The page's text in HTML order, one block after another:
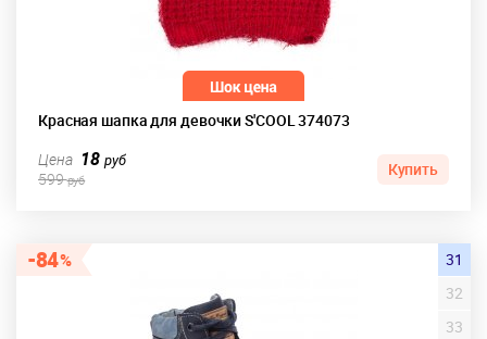
Красная шапка для девочки S'COOL 374073
Цена 18руб
599руб
Купить
84
31
32
33